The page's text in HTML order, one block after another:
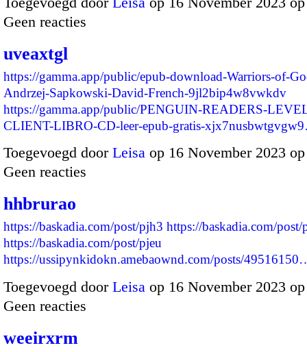
Geen reacties
uveaxtgl
https://gamma.app/public/epub-download-Warriors-of-
Andrzej-Sapkowski-David-French-9jl2bip4w8vwkdv
https://gamma.app/public/PENGUIN-READERS-
CLIENT-LIBRO-CD-leer-epub-gratis-
Toegevoegd door Leisa op 16 November 2023
Geen reacties
hhbrurao
https://baskadia.com/post/pjh3 https://baskadia.com/
https://baskadia.com/post/pjeu
https://ussipynkidokn.amebaownd.com/posts/
Toegevoegd door Leisa op 16 November 2023
Geen reacties
weeirxrm